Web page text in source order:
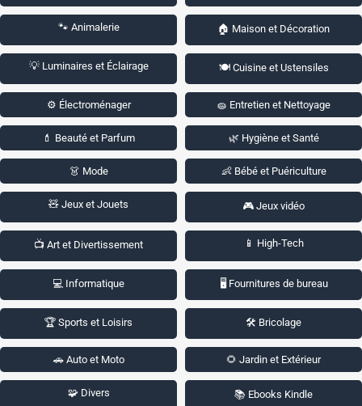
🐾 Animalerie 🏠 Maison et Décoration
💡 Luminaires et Éclairage 🍽️ Cuisine et Ustensiles
⚙️ Électroménager 🧽 Entretien et Nettoyage
💄 Beauté et Parfum 🌿 Hygiène et Santé
👗 Mode 👶 Bébé et Puériculture
🧸 Jeux et Jouets 🎮 Jeux vidéo
📺 Art et Divertissement 📱 High-Tech
💻 Informatique 🖥️ Fournitures de bureau
🏆 Sports et Loisirs 🛠️ Bricolage
🚗 Auto et Moto 🌻 Jardin et Extérieur
🧩 Divers 📚 Ebooks Kindle